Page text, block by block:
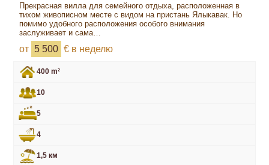
Прекрасная вилла для семейного отдыха, расположенная в
тихом живописном месте с видом на пристань Ялыкавак. Но
помимо удобного расположения особого внимания
заслуживает и сама…
от 5 500 € в неделю
400 m²
10
5
4
1,5 км